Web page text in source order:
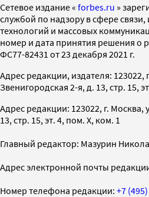
Cетевое издание « forbes.ru »
службой по надзору в сфере
технологий и массовых
номер и дата принятия решения о
ФС77-82431 от 23 декабря 2021 г.
Адрес редакции, издателя: 123022,
Звенигородская 2-я, д. 13, стр. 15,
Адрес редакции: 123022, г. Москва,
13, стр. 15, эт. 4, пом. X, ком. 1
Главный редактор: Мазурин
Адрес электронной почты
Номер телефона редакции: +7